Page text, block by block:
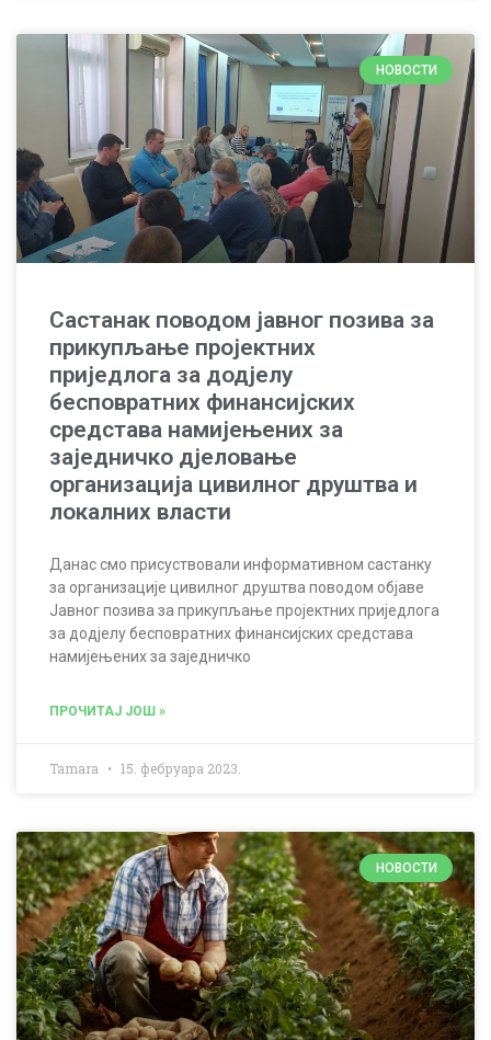
НОВОСТИ
Састанак поводом јавног позива за
прикупљање пројектних
приједлога за додјелу
бесповратних финансијских
средстава намијењених за
заједничко дјеловање
организација цивилног друштва и
локалних власти
Данас смо присуствовали информативном састанку
за организације цивилног друштва поводом објаве
Јавног позива за прикупљање пројектних приједлога
за додјелу бесповратних финансијских средстава
намијењених за заједничко
ПРОЧИТАЈ ЈОШ »
Tamara 15. фебруара 2023.
НОВОСТИ